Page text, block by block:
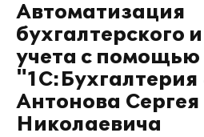
Автоматизация
бухгалтерского
учета с
"1С:Бухгалтерия
Антонова Сергея
Николаевича